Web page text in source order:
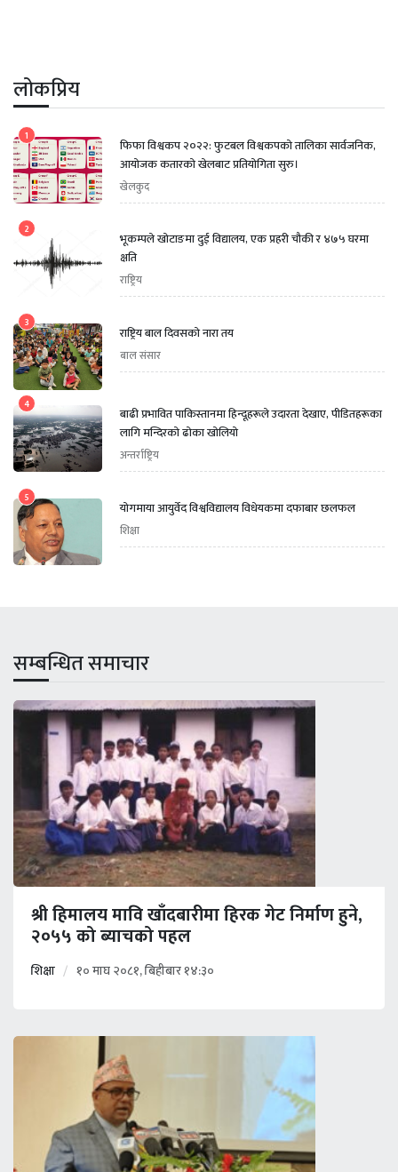
लोकप्रिय
1
फिफा विश्वकप २०२२: फुटबल विश्वकपको तालिका सार्वजनिक,
आयोजक कतारको खेलबाट प्रतियोगिता सुरु।
खेलकुद
2
भूकम्पले खोटाङमा दुई विद्यालय, एक प्रहरी चौकी र ४७५ घरमा
क्षति
राष्ट्रिय
3
राष्ट्रिय बाल दिवसको नारा तय
बाल संसार
4
बाढी प्रभावित पाकिस्तानमा हिन्दूहरूले उदारता देखाए, पीडितहरूका
लागि मन्दिरको ढोका खोलियो
अन्तर्राष्ट्रिय
5
योगमाया आयुर्वेद विश्वविद्यालय विधेयकमा दफाबार छलफल
शिक्षा
सम्बन्धित समाचार
श्री हिमालय मावि खाँदबारीमा हिरक गेट निर्माण हुने,
२०५५ को ब्याचको पहल
शिक्षा १० माघ २०८१, बिहीबार १४:३०